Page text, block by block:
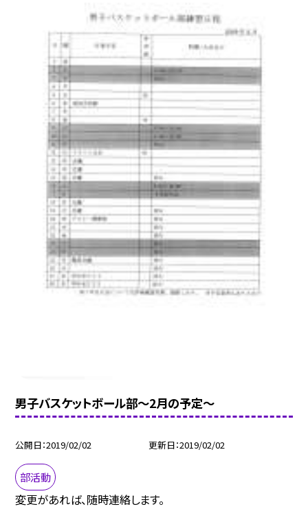
男子バスケットボール部〜2月の予定〜
公開日 2019/02/02 更新日 2019/02/02
部活動
変更があれば、随時連絡します。